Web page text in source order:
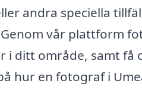
andra speciella
vår plattform
i ditt område, samt
hur en fotograf i